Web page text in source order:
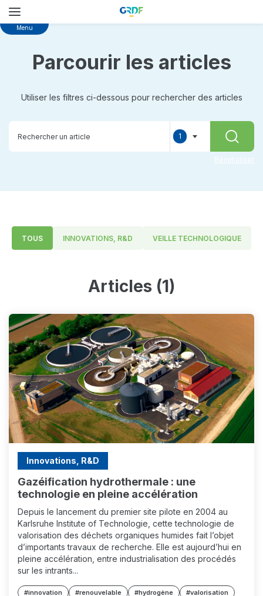
Skip
Menu
Parcourir les articles
Utiliser les filtres ci-dessous pour rechercher des articles
1
Réinitialiser
TOUS INNOVATIONS, R&D VEILLE TECHNOLOGIQUE
Articles (1)
Innovations, R&D
Gazéification hydrothermale : une
technologie en pleine accélération
Depuis le lancement du premier site pilote en 2004 au
Karlsruhe Institute of Technologie, cette technologie de
valorisation des déchets organiques humides fait l’objet
d’importants travaux de recherche. Elle est aujourd’hui en
pleine accélération, entre industrialisation des procédés
sur les intrants...
#innovation #renouvelable #hydrogène
#valorisation